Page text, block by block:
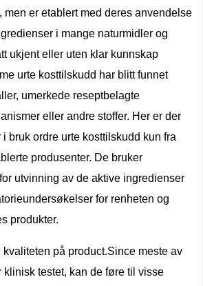
men er etablert med deres anvendelse
i mange naturmidler og
ukjent eller uten klar kunnskap
urte kosttilskudd har blitt funnet
umerkede reseptbelagte
eller andre stoffer. Her er der
bruk ordre urte kosttilskudd kun fra
produsenter. De bruker
utvinning av de aktive ingredienser
for renheten og
produkter.
kvaliteten på product.Since meste av
klinisk testet, kan de føre til visse